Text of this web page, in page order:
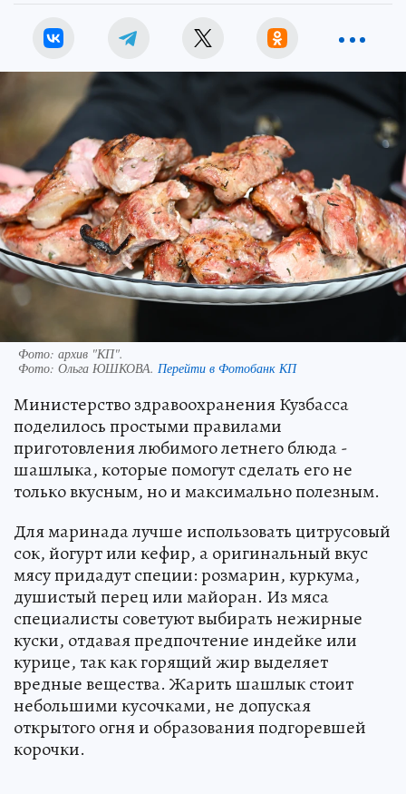
Фото: архив "КП".
Фото: Ольга ЮШКОВА. Перейти в Фотобанк КП
Министерство здравоохранения Кузбасса
поделилось простыми правилами
приготовления любимого летнего блюда -
шашлыка, которые помогут сделать его не
только вкусным, но и максимально полезным.
Для маринада лучше использовать цитрусовый
сок, йогурт или кефир, а оригинальный вкус
мясу придадут специи: розмарин, куркума,
душистый перец или майоран. Из мяса
специалисты советуют выбирать нежирные
куски, отдавая предпочтение индейке или
курице, так как горящий жир выделяет
вредные вещества. Жарить шашлык стоит
небольшими кусочками, не допуская
открытого огня и образования подгоревшей
корочки.